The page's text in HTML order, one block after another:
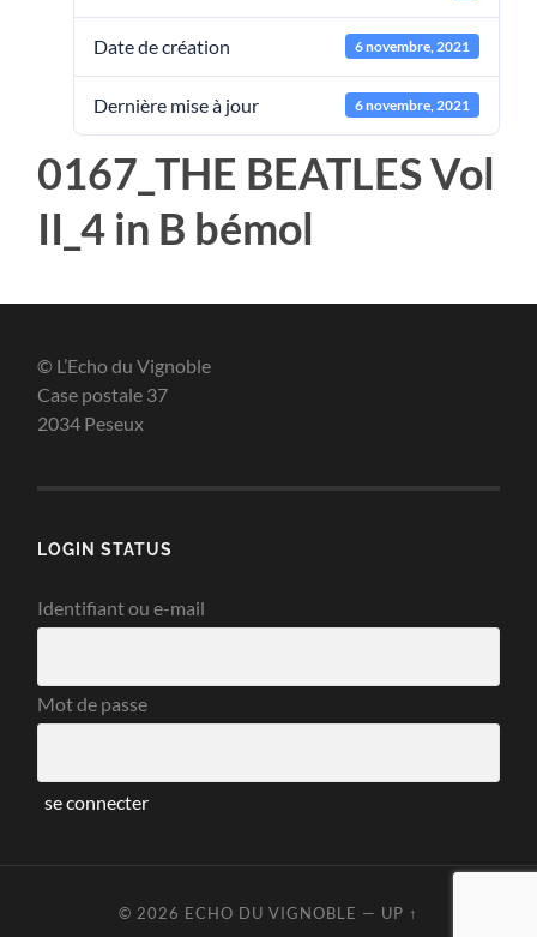
Date de création 6 novembre, 2021
Dernière mise à jour 6 novembre, 2021
0167_THE BEATLES Vol
II_4 in B bémol
© L’Echo du Vignoble
Case postale 37
2034 Peseux
LOGIN STATUS
Identifiant ou e-mail
Mot de passe
© 2026 ECHO DU VIGNOBLE — UP ↑